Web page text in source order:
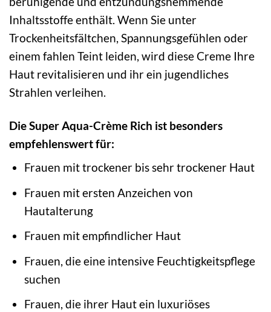
Inhaltsstoffe enthält. Wenn Sie unter
Trockenheitsfältchen, Spannungsgefühlen oder
einem fahlen Teint leiden, wird diese Creme Ihre
Haut revitalisieren und ihr ein jugendliches
Strahlen verleihen.
Die Super Aqua-Crème Rich ist besonders
empfehlenswert für:
Frauen mit trockener bis sehr trockener Haut
Frauen mit ersten Anzeichen von
Hautalterung
Frauen mit empfindlicher Haut
Frauen, die eine intensive Feuchtigkeitspflege
suchen
Frauen, die ihrer Haut ein luxuriöses